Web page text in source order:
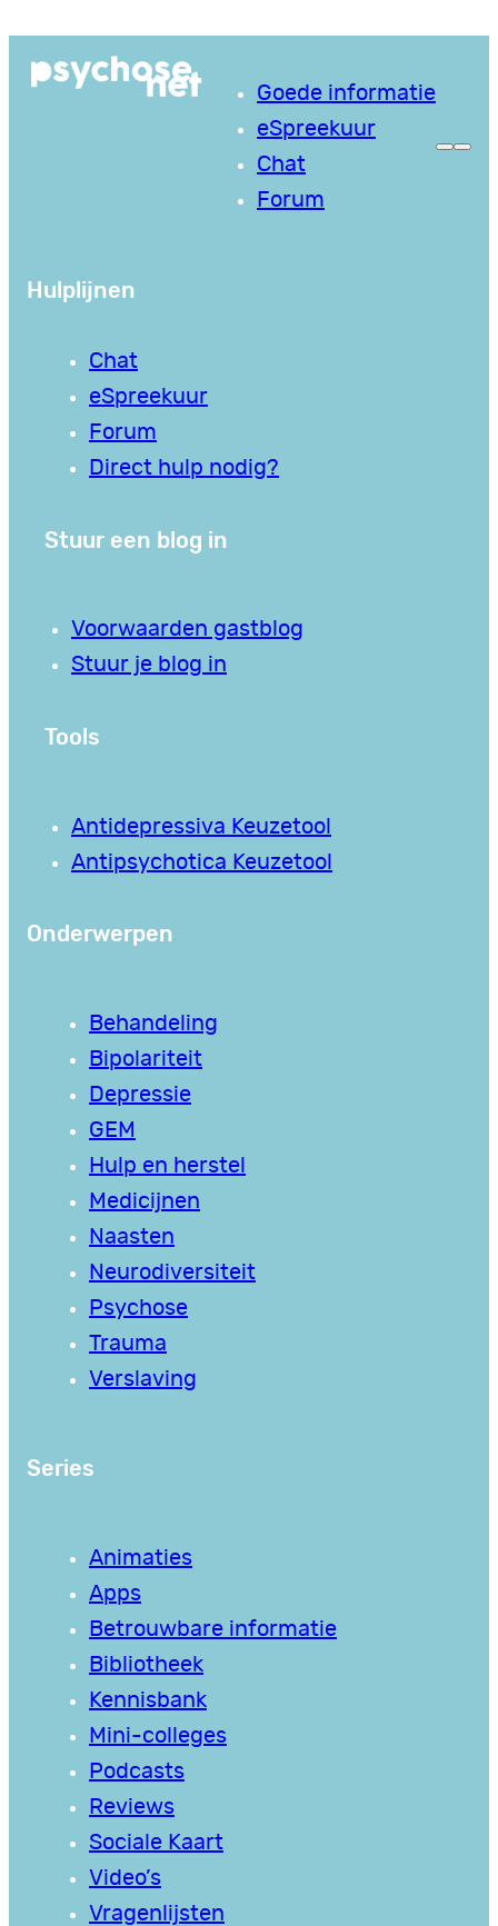
naar
Goede informatie
eSpreekuur
Chat
Forum
Hulplijnen
Chat
eSpreekuur
Forum
Direct hulp nodig?
Stuur een blog in
Voorwaarden gastblog
Stuur je blog in
Tools
Antidepressiva Keuzetool
Antipsychotica Keuzetool
Onderwerpen
Behandeling
Bipolariteit
Depressie
GEM
Hulp en herstel
Medicijnen
Naasten
Neurodiversiteit
Psychose
Trauma
Verslaving
Series
Animaties
Apps
Betrouwbare informatie
Bibliotheek
Kennisbank
Mini-colleges
Podcasts
Reviews
Sociale Kaart
Video’s
Vragenlijsten